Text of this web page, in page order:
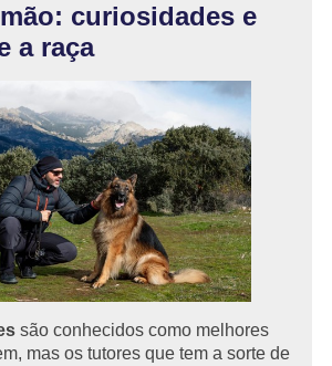
curiosidades e
a raça
são conhecidos como melhores
mas os tutores que tem a sorte de